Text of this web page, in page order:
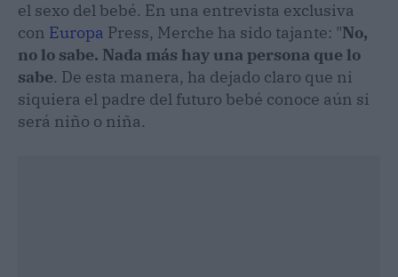
el sexo del bebé. En una entrevista exclusiva
con Europa Press, Merche ha sido tajante: "No,
no lo sabe. Nada más hay una persona que lo
sabe. De esta manera, ha dejado claro que ni
siquiera el padre del futuro bebé conoce aún si
será niño o niña.